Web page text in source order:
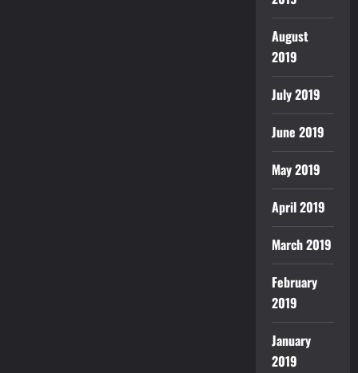
August
2019
July 2019
June 2019
May 2019
April 2019
March 2019
February
2019
January
2019